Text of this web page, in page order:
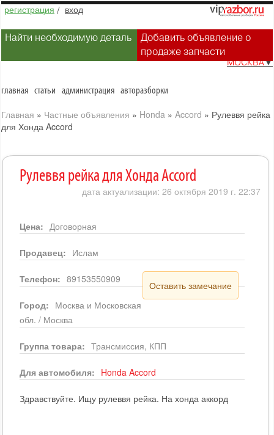
регистрация / вход
Найти необходимую деталь
Добавить объявление о
продаже запчасти
МОСКВА▼
главная статьи администрация авторазборки
Главная » Частные объявления » Honda » Accord » Рулеввя рейка
для Хонда Accord
Рулеввя рейка для Хонда Accord
дата актуализации: 26 октября 2019 г. 22:37
Цена: Договорная
Продавец: Ислам
Телефон: 89153550909
Оставить замечание
Город: Москва и Московская
обл. / Москва
Группа товара: Трансмиссия, КПП
Для автомобиля: Honda Accord
Здравствуйте. Ищу рулеввя рейка. На хонда аккорд